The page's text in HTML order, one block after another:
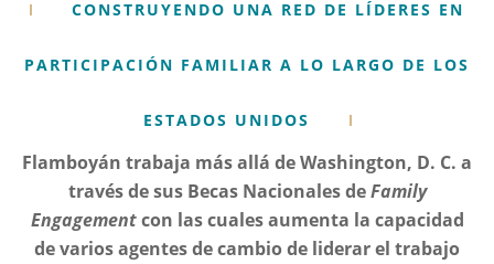
CONSTRUYENDO UNA RED DE LÍDERES EN
PARTICIPACIÓN FAMILIAR A LO LARGO DE LOS
ESTADOS UNIDOS
Flamboyán trabaja más allá de Washington, D. C. a
través de sus Becas Nacionales deFamily
Engagementcon las cuales aumenta la capacidad
de varios agentes de cambio de liderar el trabajo